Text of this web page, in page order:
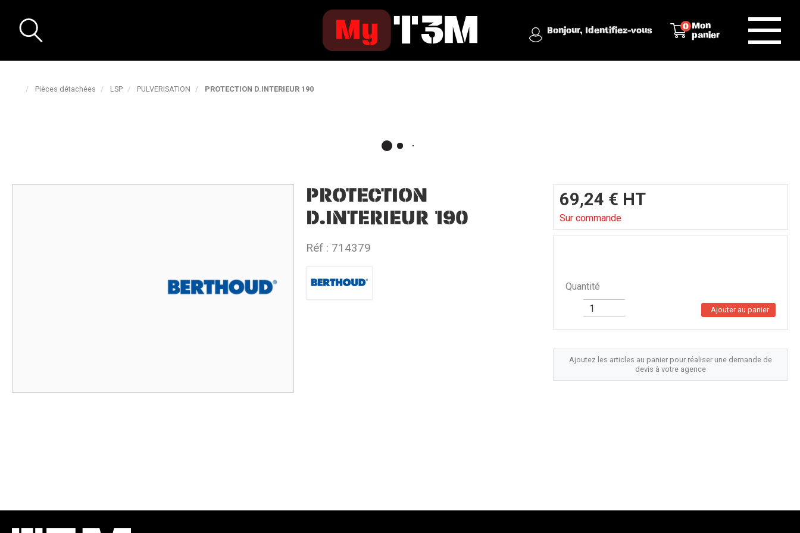
Bonjour, Identifiez-vous
Mon
panier
0
Pièces détachées LSP PULVERISATION PROTECTION D.INTERIEUR 190
PROTECTION
D.INTERIEUR 190
Réf : 714379
Ajoutez les articles au panier pour réaliser une demande de
devis à votre agence
69,24 € HT
Sur commande
Quantité
Ajouter au panier